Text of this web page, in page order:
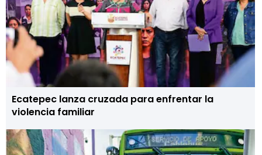
Ecatepec lanza cruzada para enfrentar la
violencia familiar